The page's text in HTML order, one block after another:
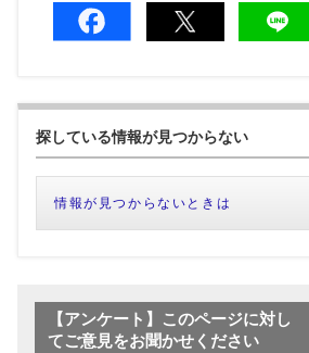
探している情報が見つからない
情報が見つからないときは
【アンケート】このページに対し
てご意見をお聞かせください